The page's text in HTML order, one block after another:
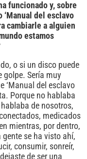
funcionado y, sobre
‘Manual del esclavo
cambiarle a alguien
estamos
o si un disco puede
golpe. Sería muy
‘Manual del esclavo
Porque no hablaba
de nosotros,
medicados
mientras, por dentro,
se ha visto ahí,
consumir, sonreír,
de ser una